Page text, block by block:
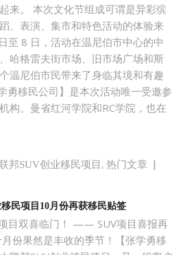
来。 本次文化节组成可谓是异彩缤
、表演、集市和特色活动的体验来
至 8 日，活动在温尼伯市中心的中
哈格雷夫街市场、旧市场广场和斯
温尼伯市民带来了身临其境和有趣
勇移民公司】是本次活动唯一受邀参
构。曼省红河学院和RC学院，也在
邦SUV创业移民项目 , 热门文章 |
民项目10月份再获移民贴签
目双喜临门！ —— SUV项目喜报再
份果然是丰收的季节！【张学勇移